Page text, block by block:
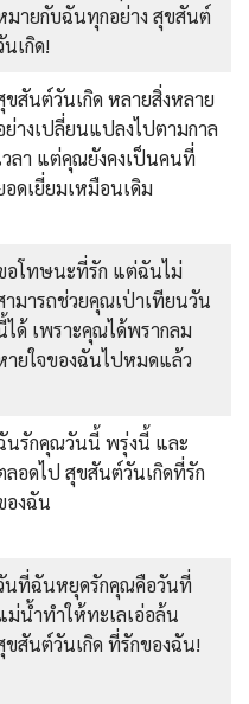
มายกับฉันทุกอย่าง สุขสันต์
นเกิด!
ขสันต์วันเกิด หลายสิ่งหลาย
ย่างเปลี่ยนแปลงไปตามกาล
วลา แต่คุณยังคงเป็นคนที่
อดเยี่ยมเหมือนเดิม
อโทษนะที่รัก แต่ฉันไม่
ามารถช่วยคุณเป่าเทียนวัน
ได้ เพราะคุณได้พรากลม
ายใจของฉันไปหมดแล้ว
นรักคุณวันนี้ พรุ่งนี้ และ
ลอดไป สุขสันต์วันเกิดที่รัก
องฉัน
นที่ฉันหยุดรักคุณคือวันที่
ม่น้ำทำให้ทะเลเอ่อล้น
ขสันต์วันเกิด ที่รักของฉัน!